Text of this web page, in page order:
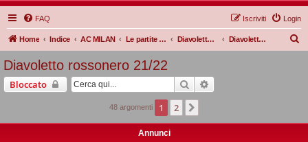
FAQ Login
Iscriviti
Home Indice AC MILAN Le partite Rossonere Diavoletto rossonero Diavoletto rossonero 21/22
Diavoletto rossonero 21/22
Bloccato Cerca
48 argomenti 1 2
Annunci